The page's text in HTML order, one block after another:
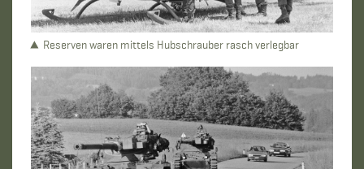
Reserven waren mittels Hubschrauber rasch verlegbar